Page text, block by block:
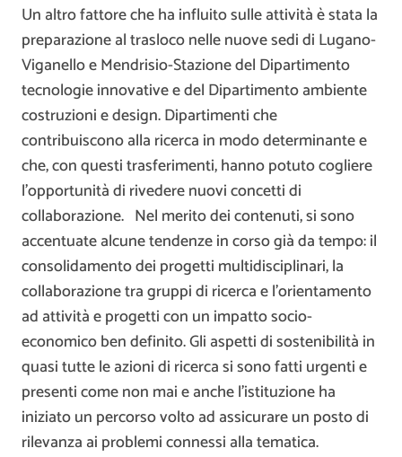
Un altro fattore che ha influito sulle attività è stata la
preparazione al trasloco nelle nuove sedi di Lugano-
Viganello e Mendrisio-Stazione del Dipartimento
tecnologie innovative e del Dipartimento ambiente
costruzioni e design. Dipartimenti che
contribuiscono alla ricerca in modo determinante e
che, con questi trasferimenti, hanno potuto cogliere
l’opportunità di rivedere nuovi concetti di
collaborazione. Nel merito dei contenuti, si sono
accentuate alcune tendenze in corso già da tempo: il
consolidamento dei progetti multidisciplinari, la
collaborazione tra gruppi di ricerca e l’orientamento
ad attività e progetti con un impatto socio-
economico ben definito. Gli aspetti di sostenibilità in
quasi tutte le azioni di ricerca si sono fatti urgenti e
presenti come non mai e anche l’istituzione ha
iniziato un percorso volto ad assicurare un posto di
rilevanza ai problemi connessi alla tematica.